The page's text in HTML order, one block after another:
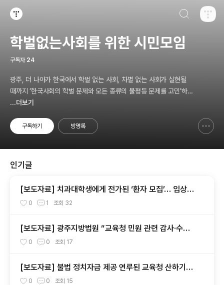
학벌없는사회를 위한 시민모임
구독자 24
광주, 더 나아가 한국에서 학벌 없는 사회, 차별 없는 사회가 실현될
때까지 ‘한국사회의 학벌 문제와 모든 종류의 불평등 문제를 고민’하
고, 나아가 ‘그것의 해결을 위한 시민참여 운동’을 펼치고 있는 비영리
...더보기
구독하기 방명록
인기글
[보도자료] 치과대학생에게 전가된 ‘환자 모집’… 임상실
습 제도 개선 촉구
0 1 조회 32
[보도자료] 광주지방법원 “교육청 민원 관련 감사·수사
의뢰 요청서, 정보공개 대상”
0 0 조회 17
[보도자료] 불법 정치자금 제공 연루된 교육청 산하기관
장 교체를 촉구한다.
0 0 조회 15